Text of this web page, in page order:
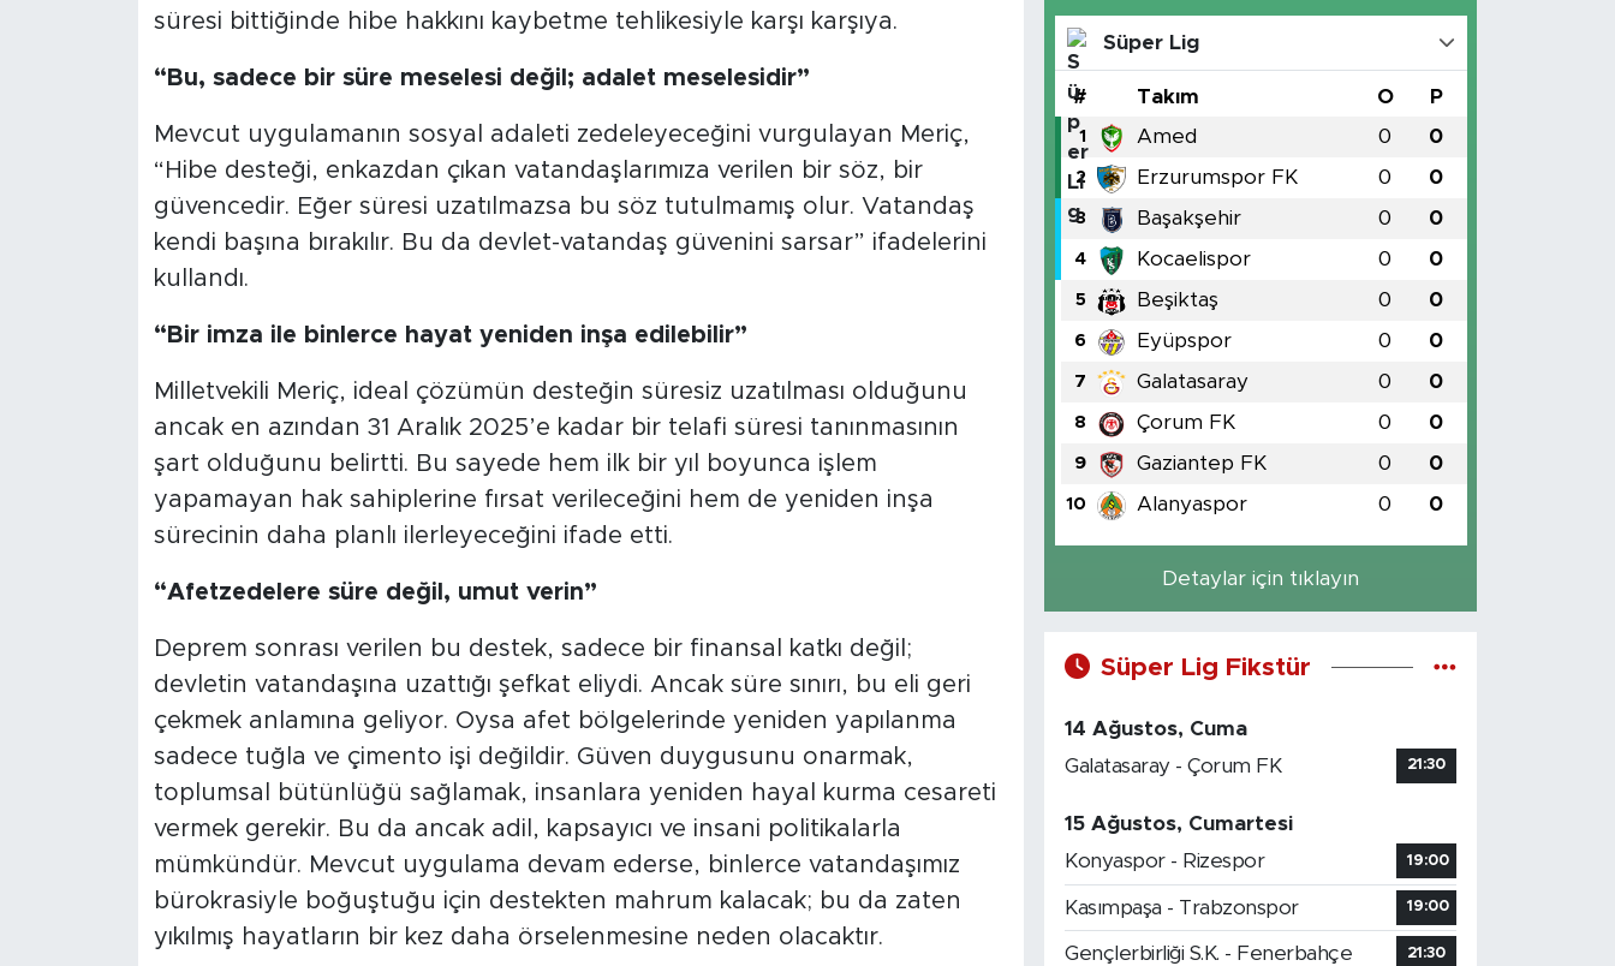
süresi bittiğinde hibe hakkını kaybetme tehlikesiyle karşı karşıya.
“Bu, sadece bir süre meselesi değil; adalet meselesidir”
Mevcut uygulamanın sosyal adaleti zedeleyeceğini vurgulayan Meriç,
“Hibe desteği, enkazdan çıkan vatandaşlarımıza verilen bir söz, bir
güvencedir. Eğer süresi uzatılmazsa bu söz tutulmamış olur. Vatandaş
kendi başına bırakılır. Bu da devlet-vatandaş güvenini sarsar” ifadelerini
kullandı.
“Bir imza ile binlerce hayat yeniden inşa edilebilir”
Milletvekili Meriç, ideal çözümün desteğin süresiz uzatılması olduğunu
ancak en azından 31 Aralık 2025’e kadar bir telafi süresi tanınmasının
şart olduğunu belirtti. Bu sayede hem ilk bir yıl boyunca işlem
yapamayan hak sahiplerine fırsat verileceğini hem de yeniden inşa
sürecinin daha planlı ilerleyeceğini ifade etti.
“Afetzedelere süre değil, umut verin”
Deprem sonrası verilen bu destek, sadece bir finansal katkı değil;
devletin vatandaşına uzattığı şefkat eliydi. Ancak süre sınırı, bu eli geri
çekmek anlamına geliyor. Oysa afet bölgelerinde yeniden yapılanma
sadece tuğla ve çimento işi değildir. Güven duygusunu onarmak,
toplumsal bütünlüğü sağlamak, insanlara yeniden hayal kurma cesareti
vermek gerekir. Bu da ancak adil, kapsayıcı ve insani politikalarla
mümkündür. Mevcut uygulama devam ederse, binlerce vatandaşımız
bürokrasiyle boğuştuğu için destekten mahrum kalacak; bu da zaten
yıkılmış hayatların bir kez daha örselenmesine neden olacaktır.
Süper Lig
# Takım O P
1 Amed 0 0
2 Erzurumspor FK 0 0
3 Başakşehir 0 0
4 Kocaelispor 0 0
5 Beşiktaş 0 0
6 Eyüpspor 0 0
7 Galatasaray 0 0
8 Çorum FK 0 0
9 Gaziantep FK 0 0
10 Alanyaspor 0 0
Detaylar için tıklayın
Süper Lig Fikstür
14 Ağustos, Cuma
Galatasaray - Çorum FK
21:30
15 Ağustos, Cumartesi
Konyaspor - Rizespor
19:00
Kasımpaşa - Trabzonspor 19:00
Gençlerbirliği S.K. - Fenerbahçe 21:30